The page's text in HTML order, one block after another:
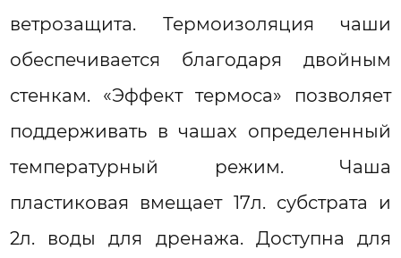
ветрозащита. Термоизоляция чаши
обеспечивается благодаря двойным
стенкам. «Эффект термоса» позволяет
поддерживать в чашах определенный
температурный режим. Чаша
пластиковая вмещает 17л. субстрата и
2л. воды для дренажа. Доступна для